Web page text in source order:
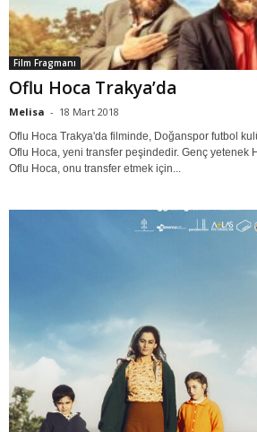
Film Fragmanı
Oflu Hoca Trakya’da
Melisa - 18 Mart 2018
Oflu Hoca Trakya'da filminde, Doğanspor futbol
Oflu Hoca, yeni transfer peşindedir. Genç yetenek
Oflu Hoca, onu transfer etmek için...